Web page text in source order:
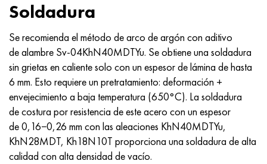
Soldadura
Se recomienda el método de arco de argón con aditivo
de alambre Sv-04KhN40MDTYu. Se obtiene una soldadura
sin grietas en caliente solo con un espesor de lámina de hasta
6 mm. Esto requiere un pretratamiento: deformación +
envejecimiento a baja temperatura (650°C). La soldadura
de costura por resistencia de este acero con un espesor
de 0,16−0,26 mm con las aleaciones KhN40MDTYu,
KhN28MDT, Kh18N10T proporciona una soldadura de alta
calidad con alta densidad de vacío.